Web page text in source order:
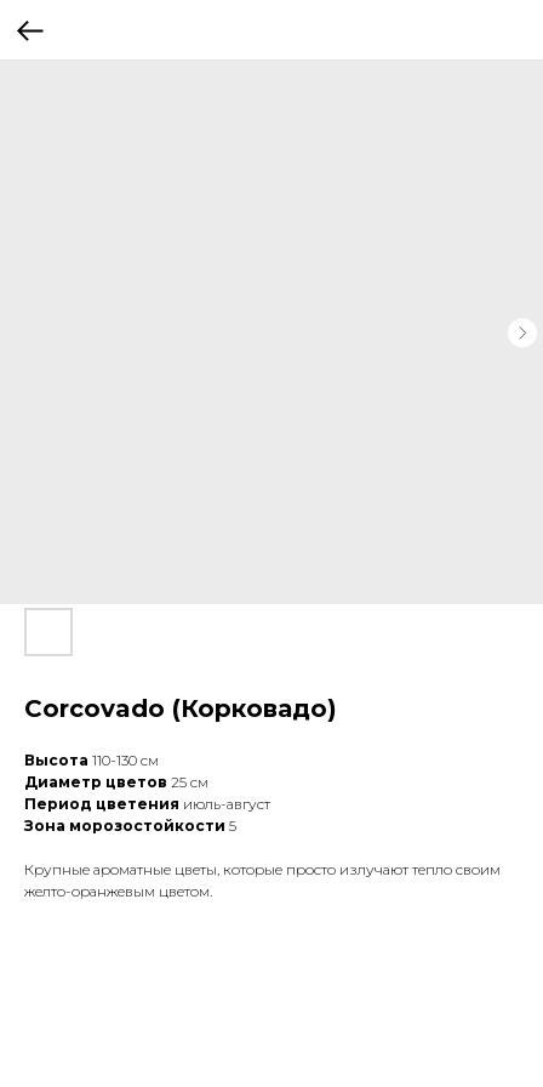
Corcovado (Корковадо)
Высота 110-130 см
Диаметр цветов 25 см
Период цветения июль-август
Зона морозостойкости 5
Крупные ароматные цветы, которые просто излучают тепло своим
желто-оранжевым цветом.